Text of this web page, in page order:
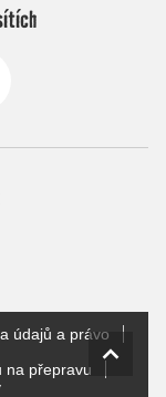
údajů a právo
na přepravu